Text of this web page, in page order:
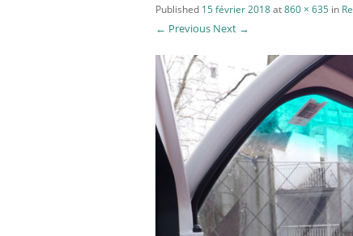
Published 15 février 2018at860 × 635 in
← Previous Next →